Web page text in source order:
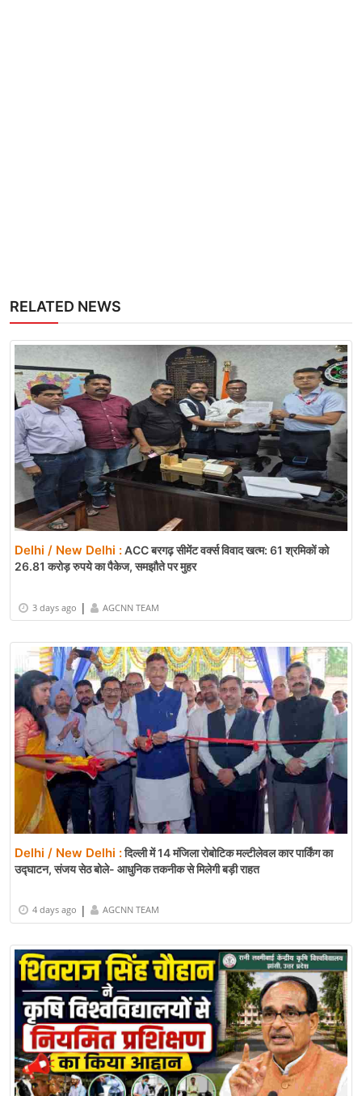
RELATED NEWS
Delhi / New Delhi :ACC बरगढ़ सीमेंट वर्क्स विवाद खत्म: 61 श्रमिकों को
26.81 करोड़ रुपये का पैकेज, समझौते पर मुहर
3 days ago | AGCNN TEAM
Delhi / New Delhi :दिल्ली में 14 मंजिला रोबोटिक मल्टीलेवल कार पार्किंग का
उद्घाटन, संजय सेठ बोले- आधुनिक तकनीक से मिलेगी बड़ी राहत
4 days ago | AGCNN TEAM